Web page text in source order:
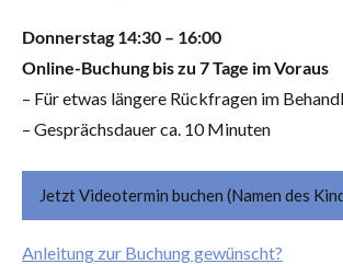
Donnerstag 14:30 – 16:00
Online-Buchung bis zu 7 Tage im Voraus
– Für etwas längere Rückfragen im
– Gesprächsdauer ca. 10 Minuten
Jetzt Videotermin buchen (Namen des
Anleitung zur Buchung gewünscht?